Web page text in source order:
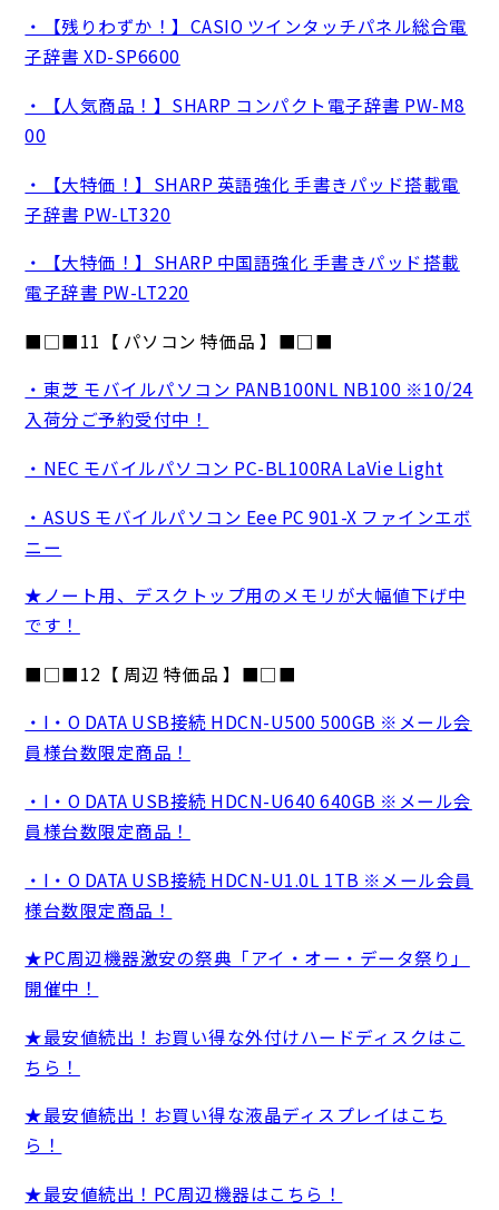
・【残りわずか！】CASIO ツインタッチパネル総合電
子辞書 XD-SP6600
・【人気商品！】SHARP コンパクト電子辞書 PW-M8
00
・【大特価！】SHARP 英語強化 手書きパッド搭載電
子辞書 PW-LT320
・【大特価！】SHARP 中国語強化 手書きパッド搭載
電子辞書 PW-LT220
■□■11【 パソコン 特価品 】■□■
・東芝 モバイルパソコン PANB100NL NB100 ※10/24
入荷分ご予約受付中！
・NEC モバイルパソコン PC-BL100RA LaVie Light
・ASUS モバイルパソコン Eee PC 901-X ファインエボ
ニー
★ノート用、デスクトップ用のメモリが大幅値下げ中
です！
■□■12【 周辺 特価品 】■□■
・I・O DATA USB接続 HDCN-U500 500GB ※メール会
員様台数限定商品！
・I・O DATA USB接続 HDCN-U640 640GB ※メール会
員様台数限定商品！
・I・O DATA USB接続 HDCN-U1.0L 1TB ※メール会員
様台数限定商品！
★PC周辺機器激安の祭典「アイ・オー・データ祭り」
開催中！
★最安値続出！お買い得な外付けハードディスクはこ
ちら！
★最安値続出！お買い得な液晶ディスプレイはこち
ら！
★最安値続出！PC周辺機器はこちら！